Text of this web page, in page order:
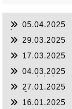
05.04.2025
29.03.2025
17.03.2025
04.03.2025
27.01.2025
16.01.2025